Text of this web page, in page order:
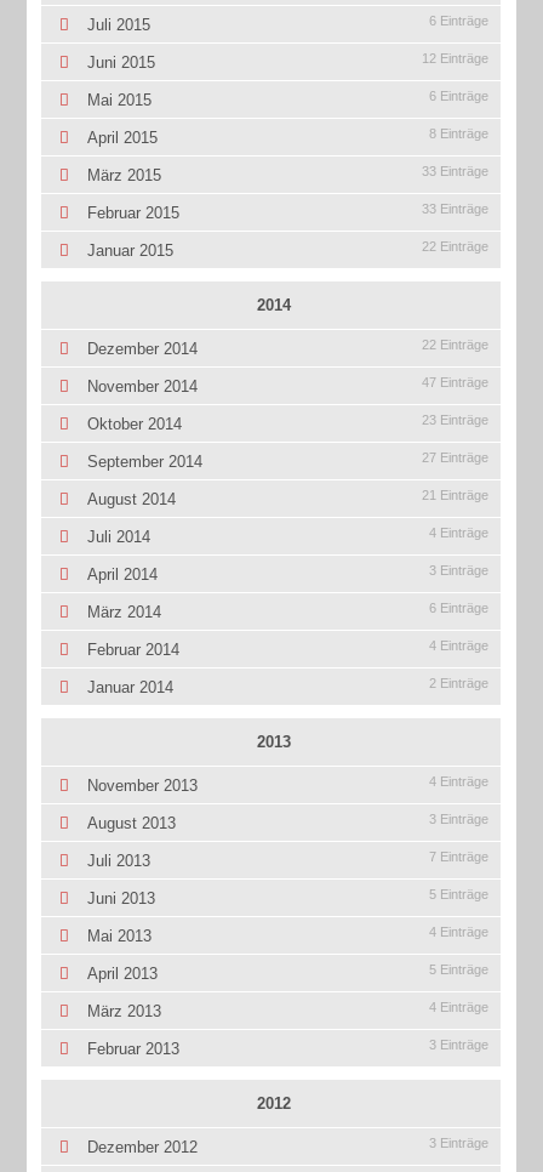
Juli 2015 6 Einträge
Juni 2015 12 Einträge
Mai 2015 6 Einträge
April 2015 8 Einträge
März 2015 33 Einträge
Februar 2015 33 Einträge
Januar 2015 22 Einträge
2014
Dezember 2014 22 Einträge
November 2014 47 Einträge
Oktober 2014 23 Einträge
September 2014 27 Einträge
August 2014 21 Einträge
Juli 2014 4 Einträge
April 2014 3 Einträge
März 2014 6 Einträge
Februar 2014 4 Einträge
Januar 2014 2 Einträge
2013
November 2013 4 Einträge
August 2013 3 Einträge
Juli 2013 7 Einträge
Juni 2013 5 Einträge
Mai 2013 4 Einträge
April 2013 5 Einträge
März 2013 4 Einträge
Februar 2013 3 Einträge
2012
Dezember 2012 3 Einträge